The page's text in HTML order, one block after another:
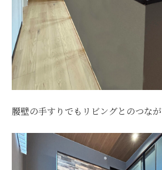
腰壁の手すりでもリビングとのつな